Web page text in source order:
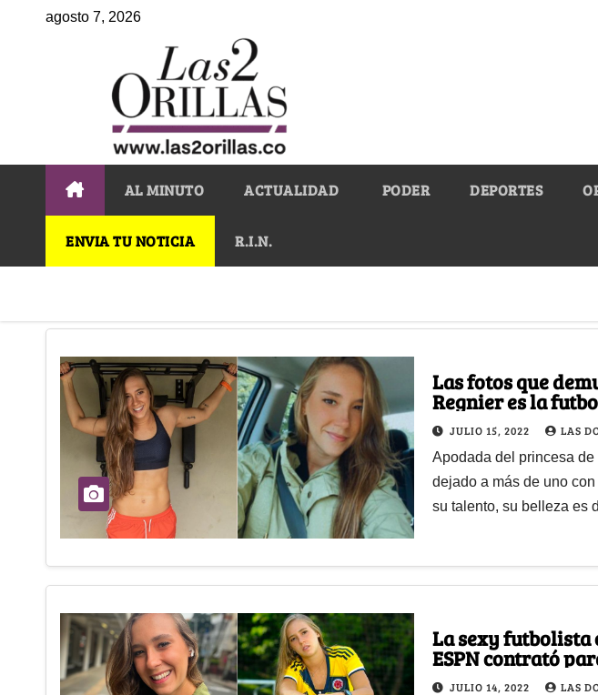
agosto 7, 2026
AL MINUTO ACTUALIDAD PODER DEPORTES
ENVIA TU NOTICIA R.I.N.
Las fotos que
Regnier es la
del planeta
JULIO 15, 2022 LAS
Apodada del princesa
dejado a más de uno
su talento, su belleza es
La sexy futbolista
ESPN contrató
Win Sports
JULIO 14, 2022 LAS